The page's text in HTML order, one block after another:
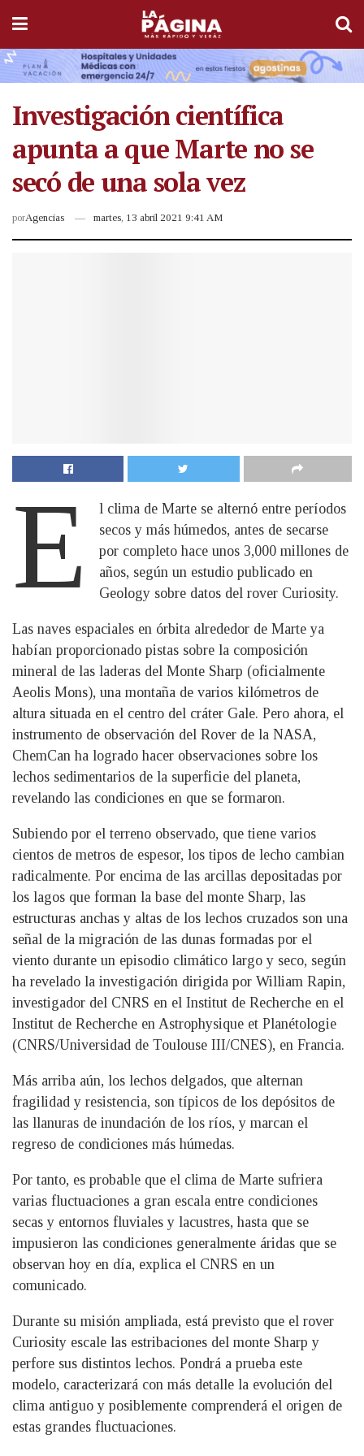
Investigación científica
apunta a que Marte no se
secó de una sola vez
porAgencias martes, 13 abril 2021 9:41 AM
E
l clima de Marte se alternó entre períodos
secos y más húmedos, antes de secarse
por completo hace unos 3,000 millones de
años, según un estudio publicado en
Geology sobre datos del rover Curiosity.
Las naves espaciales en órbita alrededor de Marte ya
habían proporcionado pistas sobre la composición
mineral de las laderas del Monte Sharp (oficialmente
Aeolis Mons), una montaña de varios kilómetros de
altura situada en el centro del cráter Gale. Pero ahora, el
instrumento de observación del Rover de la NASA,
ChemCan ha logrado hacer observaciones sobre los
lechos sedimentarios de la superficie del planeta,
revelando las condiciones en que se formaron.
Subiendo por el terreno observado, que tiene varios
cientos de metros de espesor, los tipos de lecho cambian
radicalmente. Por encima de las arcillas depositadas por
los lagos que forman la base del monte Sharp, las
estructuras anchas y altas de los lechos cruzados son una
señal de la migración de las dunas formadas por el
viento durante un episodio climático largo y seco, según
ha revelado la investigación dirigida por William Rapin,
investigador del CNRS en el Institut de Recherche en el
Institut de Recherche en Astrophysique et Planétologie
(CNRS/Universidad de Toulouse III/CNES), en Francia.
Más arriba aún, los lechos delgados, que alternan
fragilidad y resistencia, son típicos de los depósitos de
las llanuras de inundación de los ríos, y marcan el
regreso de condiciones más húmedas.
Por tanto, es probable que el clima de Marte sufriera
varias fluctuaciones a gran escala entre condiciones
secas y entornos fluviales y lacustres, hasta que se
impusieron las condiciones generalmente áridas que se
observan hoy en día, explica el CNRS en un
comunicado.
Durante su misión ampliada, está previsto que el rover
Curiosity escale las estribaciones del monte Sharp y
perfore sus distintos lechos. Pondrá a prueba este
modelo, caracterizará con más detalle la evolución del
clima antiguo y posiblemente comprenderá el origen de
estas grandes fluctuaciones.